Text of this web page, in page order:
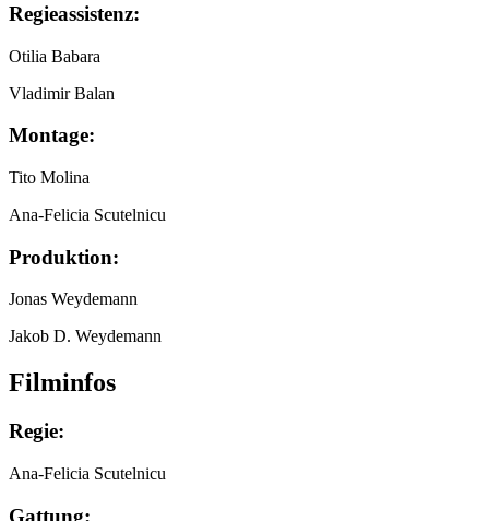
Regieassistenz:
Otilia Babara
Vladimir Balan
Montage:
Tito Molina
Ana-Felicia Scutelnicu
Produktion:
Jonas Weydemann
Jakob D. Weydemann
Filminfos
Regie:
Ana-Felicia Scutelnicu
Gattung: